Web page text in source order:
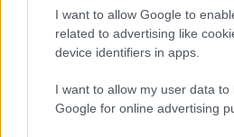
I want to allow Google to
related to advertising like
device identifiers in apps.
I want to allow my user data to
Google for online advertising
lapos lett a koncert.Mert
próbáltak össze, de profik
turnéindító koncert, az is
lássunk a tagok arcán, ami
könnyedségében is érződik,